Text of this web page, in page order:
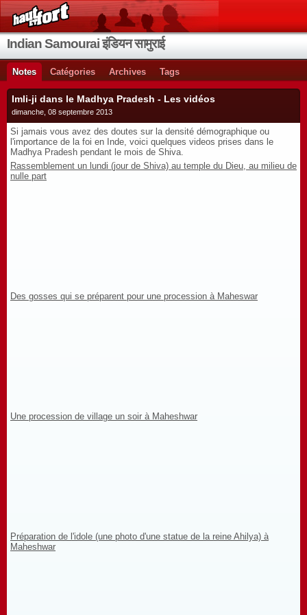
Indian Samourai इंडियन सामुराई
Notes Catégories Archives Tags
Imli-ji dans le Madhya Pradesh - Les vidéos
dimanche, 08 septembre 2013
Si jamais vous avez des doutes sur la densité démographique ou
l'importance de la foi en Inde, voici quelques videos prises dans le
Madhya Pradesh pendant le mois de Shiva.
Rassemblement un lundi (jour de Shiva) au temple du Dieu, au milieu de
nulle part
Des gosses qui se préparent pour une procession à Maheswar
Une procession de village un soir à Maheshwar
Préparation de l'idole (une photo d'une statue de la reine Ahilya) à
Maheshwar